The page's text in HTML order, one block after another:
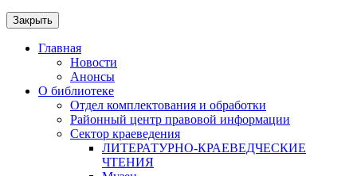
Закрыть
Главная
Новости
Анонсы
О библиотеке
Отдел комплектования и обработки
Районный центр правовой информации
Сектор краеведения
ЛИТЕРАТУРНО-КРАЕВЕДЧЕСКИЕ
ЧТЕНИЯ